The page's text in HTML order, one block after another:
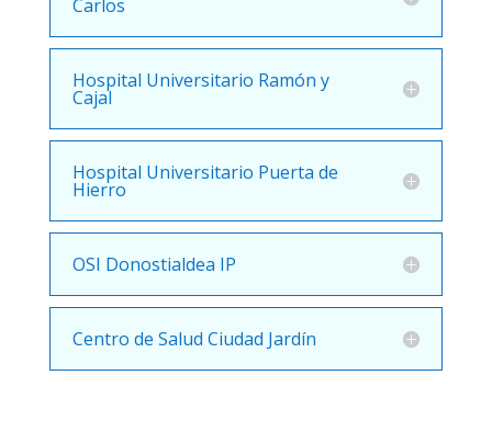
Carlos
Hospital Universitario Ramón y
Cajal
Hospital Universitario Puerta de
Hierro
OSI Donostialdea IP
Centro de Salud Ciudad Jardín